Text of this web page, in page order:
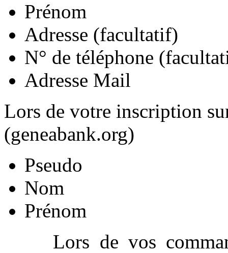
Prénom
Adresse (facultatif)
N° de téléphone
Adresse Mail
Lors de votre inscription
(geneabank.org)
Pseudo
Nom
Prénom
Lors de vos